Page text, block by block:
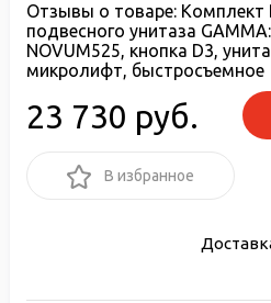
Отзывы о товаре: Комплект
подвесного унитаза
NOVUM525, кнопка D3,
микролифт, быстросъемное
23 730 руб.
В избранное